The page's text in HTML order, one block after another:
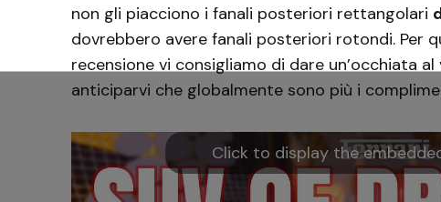
non gli piacciono i fanali posteriori rettangolari
dovrebbero avere fanali posteriori rotondi. Per
recensione vi consigliamo di dare un’occhiata
anticiparvi che globalmente sono più i
Click to display the